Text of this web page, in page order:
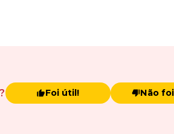
? Foi útil! Não